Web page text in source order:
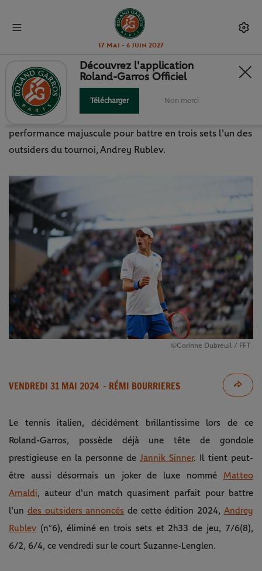
17 Mai - 6 Juin 2027
ARNALDI FAIT CRAQUER RUBLEV !
A 23 ans, l'Italien Matteo Arnaldi a sorti une
performance majuscule pour battre en trois sets l'un des
outsiders du tournoi, Andrey Rublev.
©Corinne Dubreuil / FFT
VENDREDI 31 MAI 2024 - RÉMI BOURRIERES
Le tennis italien, décidément brillantissime lors de ce
Roland-Garros, possède déjà une tête de gondole
prestigieuse en la personne deJannik Sinner. Il tient peut-
être aussi désormais un joker de luxe nommé Matteo
Arnaldi, auteur d'un match quasiment parfait pour battre
l'un des outsiders annoncés de cette édition 2024, Andrey
Rublev (n°6), éliminé en trois sets et 2h33 de jeu, 7/6(8),
6/2, 6/4, ce vendredi sur le court Suzanne-Lenglen.
Découvrez l'application
Roland-Garros Officiel
Télécharger Non merci